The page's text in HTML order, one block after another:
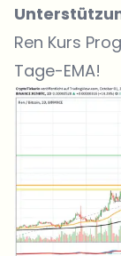
Ren Kurs
Tage-EMA!